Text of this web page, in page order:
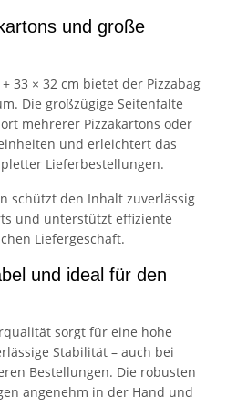
und große
33 × 32 cm bietet der Pizzabag
Die großzügige Seitenfalte
mehrerer Pizzakartons oder
und erleichtert das
Lieferbestellungen.
schützt den Inhalt zuverlässig
und unterstützt effiziente
Liefergeschäft.
und ideal für den
sorgt für eine hohe
Stabilität – auch bei
Bestellungen. Die robusten
angenehm in der Hand und